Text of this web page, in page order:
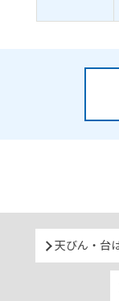
天びん・台